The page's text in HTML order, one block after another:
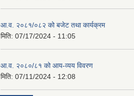
आ.व. २०८१/०८२ को बजेट तथा कार्यक्रम
मिति: 07/17/2024 - 11:05
आ.व. २०८०/८१ को आय-व्यय विवरण
मिति: 07/11/2024 - 12:08